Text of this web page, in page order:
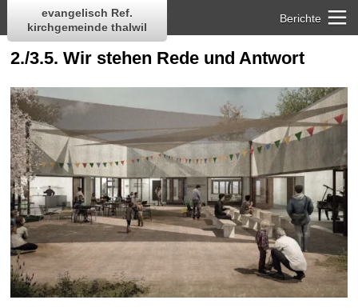
evangelisch Ref.
kirchgemeinde thalwil
Berichte
2./3.5. Wir stehen Rede und Antwort